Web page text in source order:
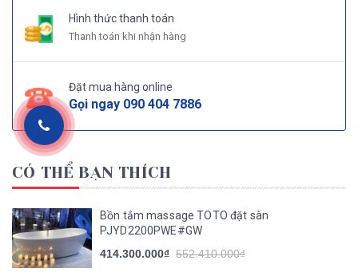
Hình thức thanh toán
Thanh toán khi nhận hàng
Đặt mua hàng online
Gọi ngay 090 404 7886
CÓ THỂ BẠN THÍCH
Bồn tắm massage TOTO đặt sàn
PJYD2200PWE#GW
414.300.000₫ 552.410.000₫